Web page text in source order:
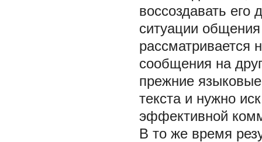
воссоздавать его
ситуации
рассматривается
сообщения на
прежние
текста и нужно
эффективной
В то же время